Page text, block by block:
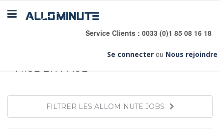
Toggle
navigation
Service Clients : 0033 (0)1 85 08 16 18
Se connecter ou Nous rejoindre
ADMINISTRATIF & RÉDACTION»TEXTES
»MISE EN PAGE
FILTRER LES ALLOMINUTE JOBS